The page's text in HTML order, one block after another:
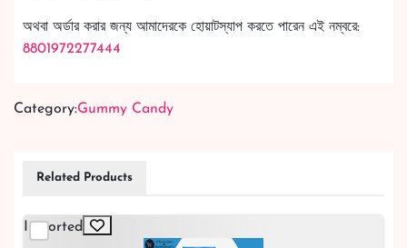
অথবা অর্ডার করার জন্য আমাদেরকে হোয়াটস্যাপ করতে পারেন এই নম্বরে:
8801972277444
Category:Gummy Candy
Related Products
Imported